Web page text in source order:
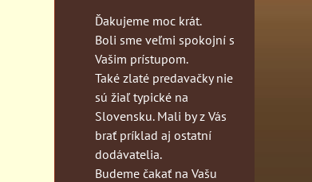
Ďakujeme moc krát.
Boli sme veľmi spokojní s
Vašim prístupom.
Také zlaté predavačky nie
sú žiaľ typické na
Slovensku. Mali by z Vás
brať príklad aj ostatní
dodávatelia.
Budeme čakať na Vašu